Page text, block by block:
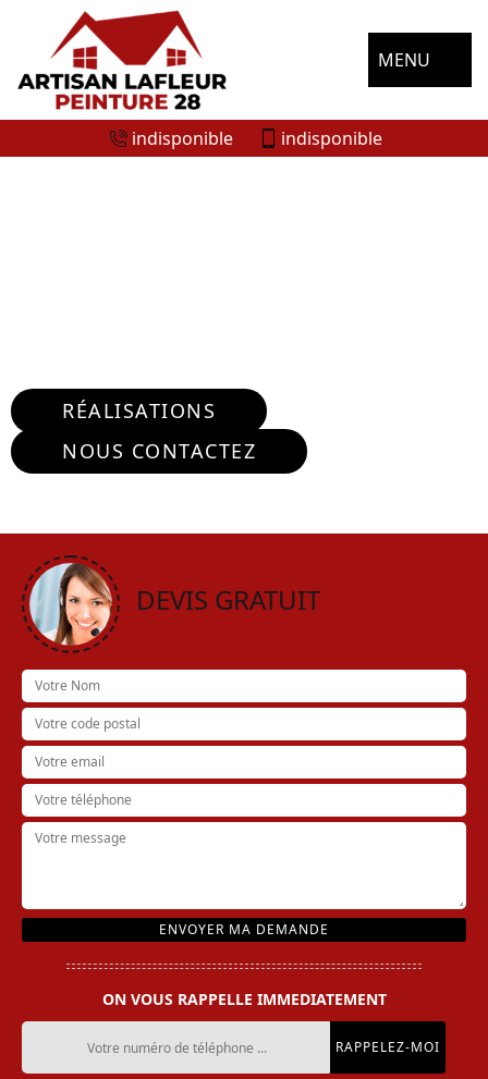
MENU
indisponible indisponible
RÉALISATIONS
NOUS CONTACTEZ
DEVIS GRATUIT
ON VOUS RAPPELLE IMMEDIATEMENT